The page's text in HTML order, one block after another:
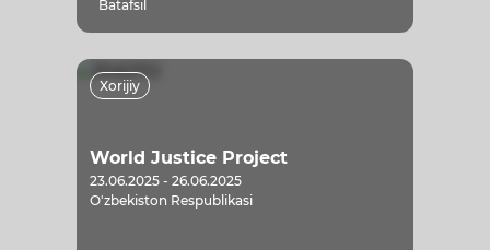
hissasi" loyihasi
Batafsil
Xorijiy
World Justice Project
23.06.2025 - 26.06.2025
O'zbekiston Respublikasi